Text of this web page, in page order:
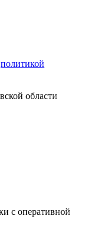
политикой
области
с оперативной